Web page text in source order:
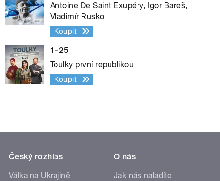
Antoine De Saint Exupéry, Igor Bareš,
Vladimír Rusko
Koupit
1-25
Toulky první republikou
Koupit
Český rozhlas
Válka na Ukrajině
O nás
Jak nás naladíte